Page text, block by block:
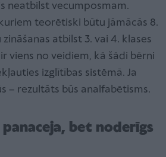
neatbilst vecumposmam.
teorētiski būtu jāmācās 8.
atbilst 3. vai 4. klases
viens no veidiem, kā šādi bērni
izglītības sistēmā. Ja
– rezultāts būs analfabētisms.
panaceja, bet noderīgs